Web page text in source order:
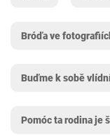
Bróďa ve
Buďme k sobě
Pomóc ta rodina je